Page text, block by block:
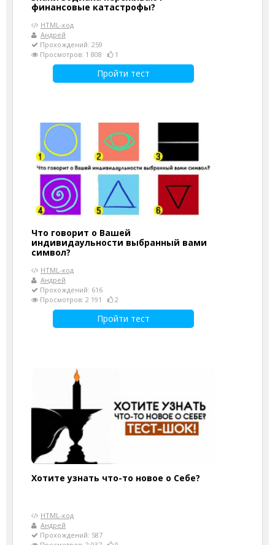
финансовые катастрофы?
HTML-код
Андрей
Прохождений: 259
Просмотров: 1 808
1
Пройти тест
Что говорит о Вашей
индивидаульности выбранный вами
символ?
HTML-код
Андрей
Прохождений: 616
Просмотров: 2 191
2
Пройти тест
Хотите узнать что-то новое о Себе?
HTML-код
Андрей
Прохождений: 587